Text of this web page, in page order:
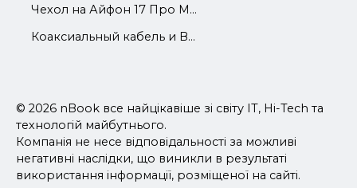
Чехол на Айфон 17 Про М...
Коаксиальный кабель и В...
© 2026 nBook все найцікавіше зі світу IT, Hi-Tech та
технологій майбутнього.
Компанія не несе відповідальності за можливі
негативні наслідки, що виникли в результаті
використання інформації, розміщеної на сайті.